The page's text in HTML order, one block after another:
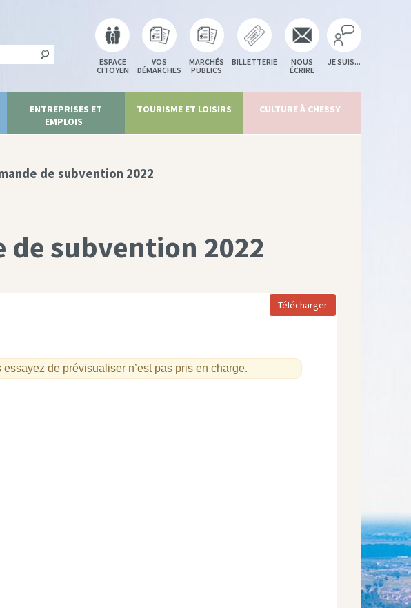
ESPACE
CITOYEN
VOS
DÉMARCHES
MARCHÉS
PUBLICS
BILLETTERIE
NOUS
ÉCRIRE
JE SUIS...
ENTREPRISES ET
EMPLOIS
TOURISME ET LOISIRS CULTURE À CHESSY
de subvention 2022
de subvention 2022
Télécharger